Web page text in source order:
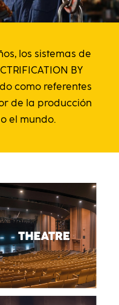
los sistemas de
BY
como referentes
de la producción
el mundo.